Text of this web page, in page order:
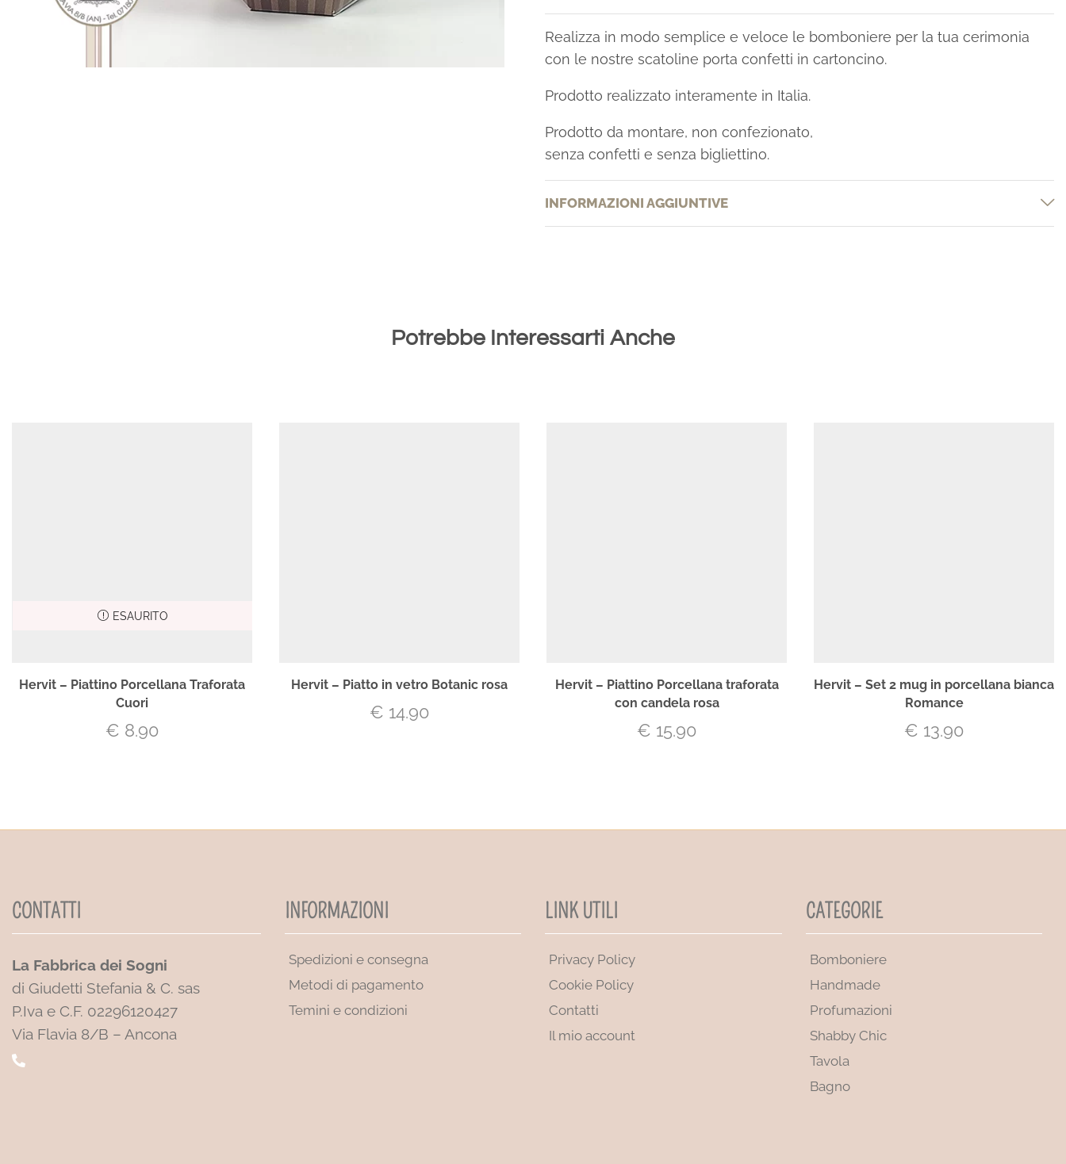
Realizza in modo semplice e veloce le bomboniere per la tua cerimonia
con le nostre scatoline porta confetti in cartoncino.
Prodotto realizzato interamente in Italia.
Prodotto da montare, non confezionato,
senza confetti e senza bigliettino.
INFORMAZIONI AGGIUNTIVE
Potrebbe Interessarti Anche
ESAURITO
Hervit – Piattino Porcellana Traforata
Cuori
€ 8.90
Hervit – Piatto in vetro Botanic rosa
€ 14.90
Hervit – Piattino Porcellana traforata
con candela rosa
€ 15.90
Hervit – Set 2 mug in porcellana bianca
Romance
€ 13.90
CONTATTI
La Fabbrica dei Sogni
di Giudetti Stefania & C. sas
P.Iva e C.F. 02296120427
Via Flavia 8/B – Ancona
INFORMAZIONI
Spedizioni e consegna
Metodi di pagamento
Temini e condizioni
LINK UTILI
Privacy Policy
Cookie Policy
Contatti
Il mio account
CATEGORIE
Bomboniere
Handmade
Profumazioni
Shabby Chic
Tavola
Bagno